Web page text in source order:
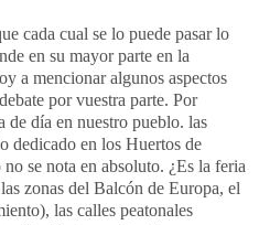
cada cual se lo puede pasar lo
en su mayor parte en la
a mencionar algunos aspectos
por vuestra parte. Por
de día en nuestro pueblo. las
dedicado en los Huertos de
se nota en absoluto. ¿Es la feria
zonas del Balcón de Europa, el
las calles peatonales